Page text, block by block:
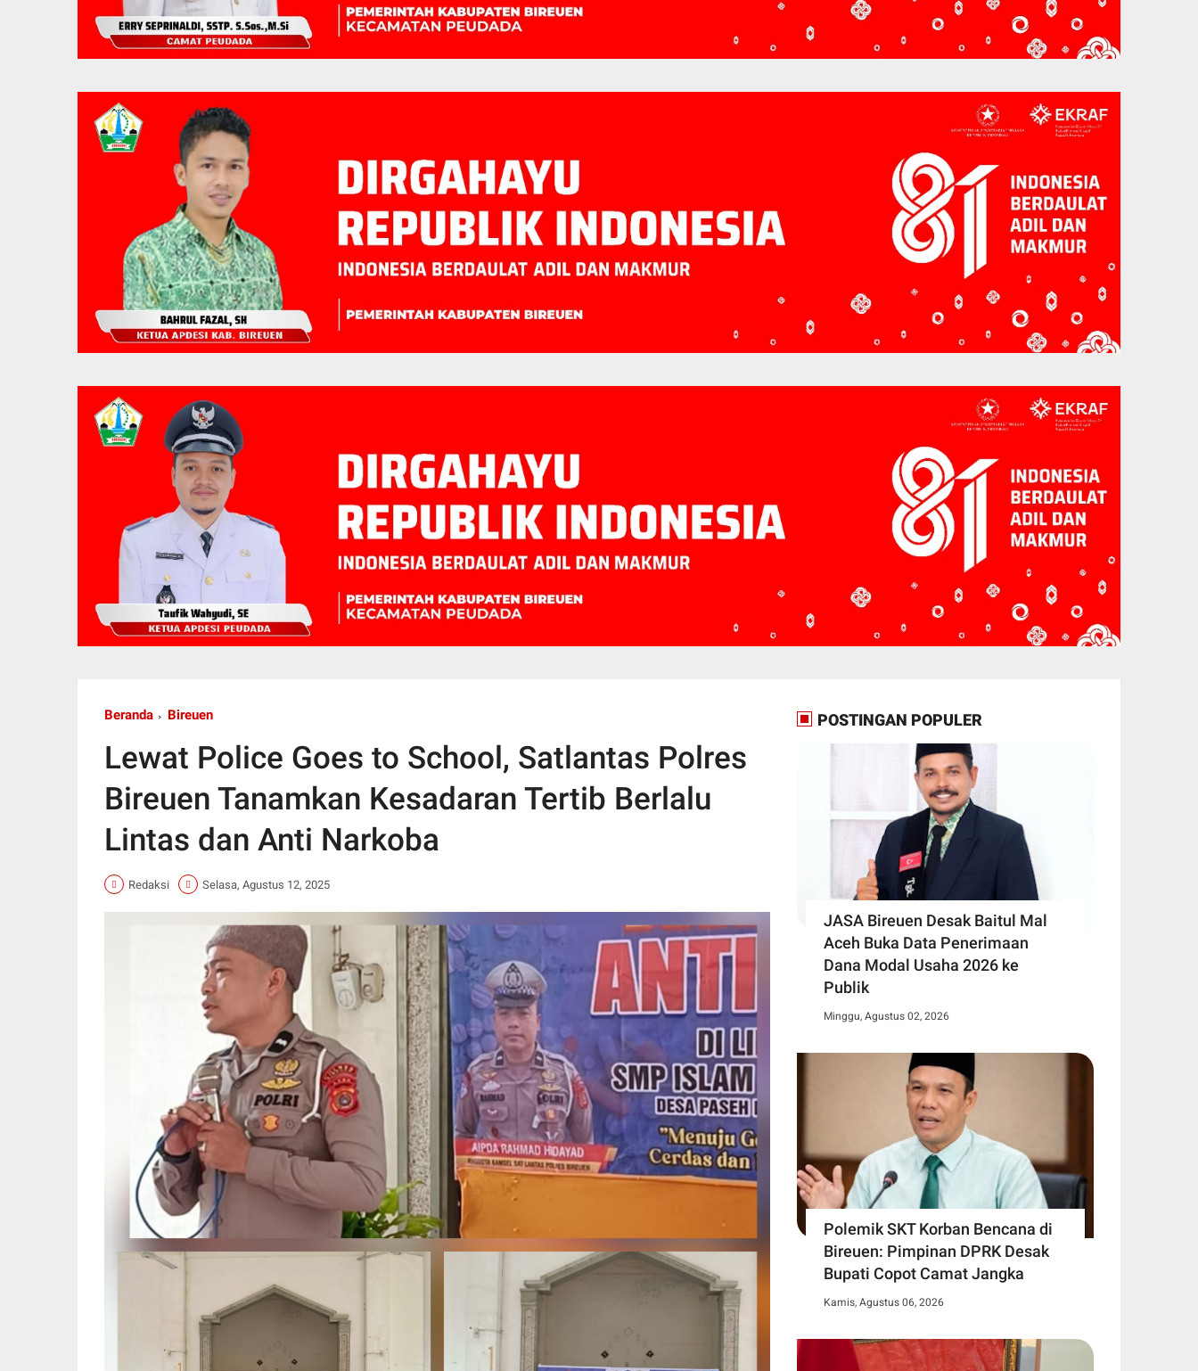
Beranda Bireuen
Lewat Police Goes to School, Satlantas Polres
Bireuen Tanamkan Kesadaran Tertib Berlalu
Lintas dan Anti Narkoba
Redaksi Selasa, Agustus 12, 2025
POSTINGAN POPULER
JASA Bireuen Desak Baitul Mal
Aceh Buka Data Penerimaan
Dana Modal Usaha 2026 ke
Publik
Minggu, Agustus 02, 2026
Polemik SKT Korban Bencana di
Bireuen: Pimpinan DPRK Desak
Bupati Copot Camat Jangka
Kamis, Agustus 06, 2026